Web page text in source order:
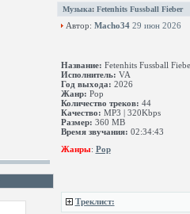
Музыка: Fetenhits Fussball Fieber
Автор: Macho34 29 июн 2026
Название: Fetenhits Fussball
Исполнитель: VA
Год выхода: 2026
Жанр: Pop
Количество треков: 44
Качество: MP3 | 320Kbps
Размер: 360 MB
Время звучания: 02:34:43
Жанры: Pop
Треклист: